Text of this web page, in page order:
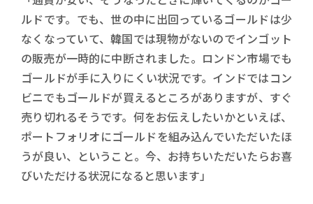
ルドです。でも、世の中に出回っているゴールドは少
なくなっていて、韓国では現物がないのでインゴット
の販売が一時的に中断されました。ロンドン市場でも
ゴールドが手に入りにくい状況です。インドではコン
ビニでもゴールドが買えるところがありますが、すぐ
売り切れるそうです。何をお伝えしたいかといえば、
ポートフォリオにゴールドを組み込んでいただいたほ
うが良い、ということ。今、お持ちいただいたらお喜
びいただける状況になると思います」